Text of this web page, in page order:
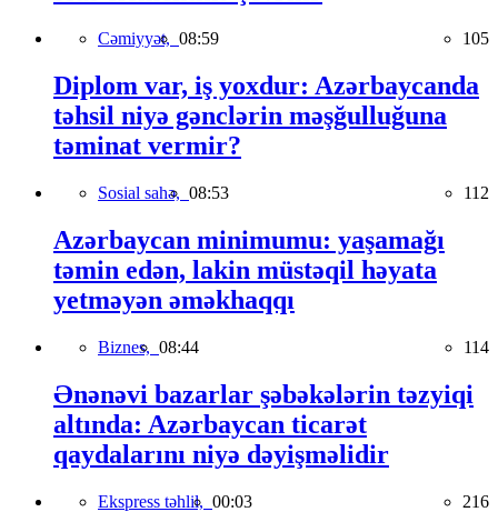
Cəmiyyət, 08:59 105
Diplom var, iş yoxdur: Azərbaycanda
təhsil niyə gənclərin məşğulluğuna
təminat vermir?
Sosial sahə, 08:53 112
Azərbaycan minimumu: yaşamağı
təmin edən, lakin müstəqil həyata
yetməyən əməkhaqqı
Biznes, 08:44 114
Ənənəvi bazarlar şəbəkələrin təzyiqi
altında: Azərbaycan ticarət
qaydalarını niyə dəyişməlidir
Ekspress təhlil, 00:03 216